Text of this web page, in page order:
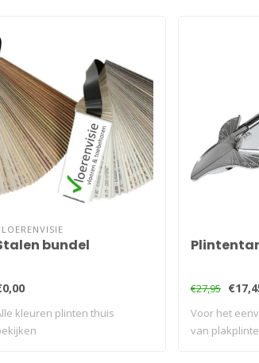
bundel
kleuren plinten thuis
€27,95
Voor het
van